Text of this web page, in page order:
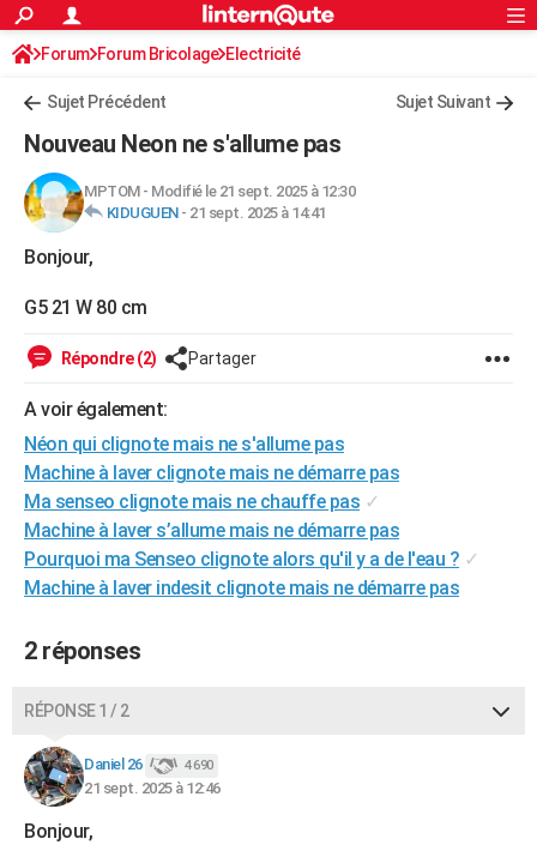
ACTUALITÉS
Politique
Société
Faits Divers
Education
Monde
Villes
+
FINANCE
Retraite
Impôts
Epargne
Immobilier
Risques naturels par ville
Banque
Assurance
Crédit
AUTO
Essais
Réserver un essai
Citadines
Berlines
SUV
Forum auto
+HIGH-TECH
Mobiles
Meilleur smartphone
Internet
Ordinateurs
Jeux vidéo
Guide high-tech
+
Forum
Aménagement intérieur
Extérieur
Cuisine
Salle de bains
Jardinage
Rangement
WEEK-END
Guides de France
Escapades
Patrimoine
Expositions
Musées
Week-end nature
+LIFESTYLE
Art de vivre
Bien-être
Loisirs
ModeModes de vie
SANTE
Alimentation
Guide de la santé
Maladies
Médicaments
Sommeil
Destinations
City break
Voyage nature
Voyage de noces
Forum
Climat
PHOTO
BONS PLANS
CARTE DE VOEUX
Carte de Noël
Carte Bonne année
Carte Saint-Valentin
Carte Pâques
Carte d'anniversaire
DICTIONNAIRE
Dictionnaire
Biographies
Citations
Expressions
Proverbes
PROGRAMME TV
S'inscrire
Connexion
Forum Forum Bricolage Electricité
Sujet Précédent Sujet Suivant
Nouveau Neon ne s'allume pas
MPTOM- Modifié le 21 sept. 2025 à 12:30
KIDUGUEN- 21 sept. 2025 à 14:41
Bonjour,
G5 21 W 80 cm
Répondre (2) Partager
A voir également:
Néon qui clignote mais ne s'allume pas
Machine à laver clignote mais ne démarre pas
Ma senseo clignote mais ne chauffe pas ✓
Machine à laver s’allume mais ne démarre pas
Pourquoi ma Senseo clignote alors qu'il y a de l'eau ? ✓
Machine à laver indesit clignote mais ne démarre pas
2 réponses
RÉPONSE 1 / 2
Daniel 26 4 690
21 sept. 2025 à 12:46
Bonjour,